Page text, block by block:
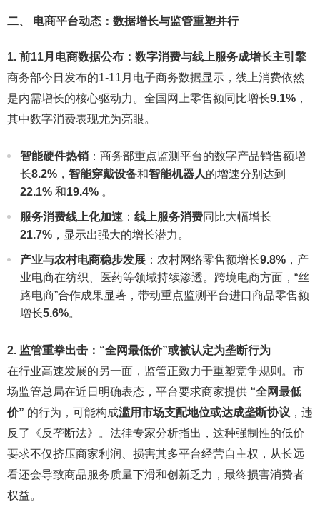
二、 电商平台动态：数据增长与监管重塑并行
1. 前11月电商数据公布：数字消费与线上服务成增长主引擎
商务部今日发布的1-11月电子商务数据显示，线上消费依然
是内需增长的核心驱动力。全国网上零售额同比增长9.1% ，
其中数字消费表现尤为亮眼。
智能硬件热销 ：商务部重点监测平台的数字产品销售额增
长8.2% ， 智能穿戴设备和智能机器人的增速分别达到
22.1% 和19.4% 。
服务消费线上化加速 ： 线上服务消费同比大幅增长
21.7% ，显示出强大的增长潜力。
产业与农村电商稳步发展 ：农村网络零售额增长9.8% ，产
业电商在纺织、医药等领域持续渗透。跨境电商方面，“丝
路电商”合作成果显著，带动重点监测平台进口商品零售额
增长5.6%。
2. 监管重拳出击：“全网最低价”或被认定为垄断行为
在行业高速发展的另一面，监管正致力于重塑竞争规则。市
场监管总局在近日明确表态，平台要求商家提供 “全网最低
价” 的行为，可能构成滥用市场支配地位或达成垄断协议 ，违
反了《反垄断法》。法律专家分析指出，这种强制性的低价
要求不仅挤压商家利润、损害其多平台经营自主权，从长远
看还会导致商品服务质量下滑和创新乏力，最终损害消费者
权益。